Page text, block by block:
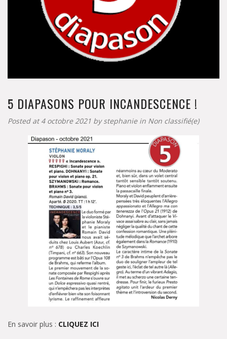
5 DIAPASONS POUR INCANDESCENCE !
Posted at 4 octobre 2021 bystephanie in Non classifié(e)
En savoir plus : CLIQUEZ ICI